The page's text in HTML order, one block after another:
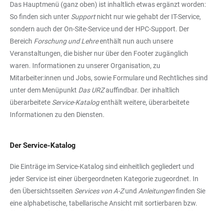
Das Hauptmenü (ganz oben) ist inhaltlich etwas ergänzt worden:
So finden sich unter Supportnicht nur wie gehabt der IT-Service,
sondern auch der On-Site-Service und der HPC-Support. Der
Bereich Forschung und Lehreenthält nun auch unsere
Veranstaltungen, die bisher nur über den Footer zugänglich
waren. Informationen zu unserer Organisation, zu
Mitarbeiter:innen und Jobs, sowie Formulare und Rechtliches sind
unter dem Menüpunkt Das URZauffindbar. Der inhaltlich
überarbeitete Service-Katalogenthält weitere, überarbeitete
Informationen zu den Diensten.
Der Service-Katalog
Die Einträge im Service-Katalog sind einheitlich gegliedert und
jeder Service ist einer übergeordneten Kategorie zugeordnet. In
den Übersichtsseiten Services von A-Zund Anleitungenfinden Sie
eine alphabetische, tabellarische Ansicht mit sortierbaren bzw.